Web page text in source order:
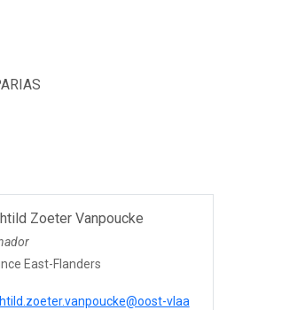
Zoeter Vanpoucke
East-Flanders
vlaa